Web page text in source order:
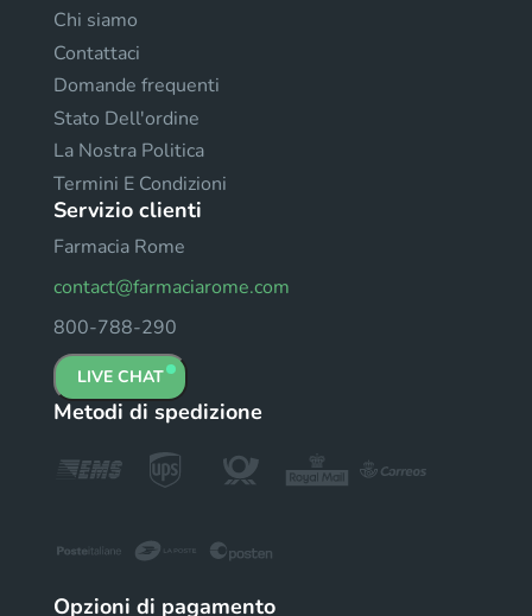
Chi siamo
Contattaci
Domande frequenti
Stato Dell'ordine
La Nostra Politica
Termini E Condizioni
Servizio clienti
Farmacia Rome
contact@farmaciarome.com
800-788-290
LIVE CHAT
Metodi di spedizione
Opzioni di pagamento